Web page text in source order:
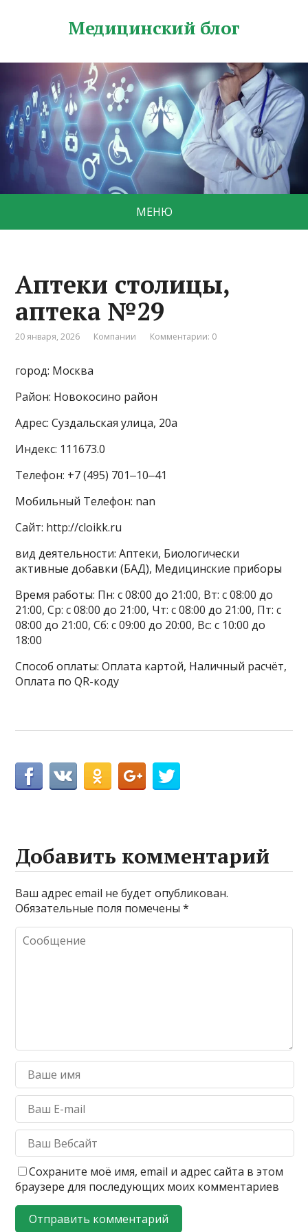
Медицинский блог
МЕНЮ
Аптеки столицы,
аптека №29
20 января, 2026 Компании Комментарии: 0
город: Москва
Район: Новокосино район
Адрес: Суздальская улица, 20а
Индекс: 111673.0
Телефон: +7 (495) 701‒10‒41
Мобильный Телефон: nan
Сайт: http://cloikk.ru
вид деятельности: Аптеки, Биологически
активные добавки (БАД), Медицинские приборы
Время работы: Пн: с 08:00 до 21:00, Вт: с 08:00 до
21:00, Ср: с 08:00 до 21:00, Чт: с 08:00 до 21:00, Пт: с
08:00 до 21:00, Сб: с 09:00 до 20:00, Вс: с 10:00 до
18:00
Способ оплаты: Оплата картой, Наличный расчёт,
Оплата по QR-коду
Добавить комментарий
Ваш адрес email не будет опубликован.
Обязательные поля помечены*
Сохраните моё имя, email и адрес сайта в этом
браузере для последующих моих комментариев